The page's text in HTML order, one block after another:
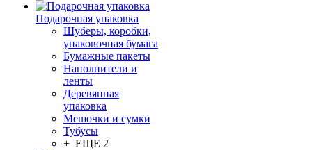
Подарочная упаковка
Шуберы, коробки,
упаковочная бумага
Бумажные пакеты
Наполнители и
ленты
Деревянная
упаковка
Мешочки и сумки
Тубусы
+ ЕЩЕ 2